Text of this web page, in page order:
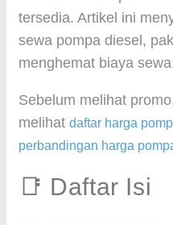
tersedia. Artikel ini
sewa pompa diesel,
menghemat biaya
Sebelum melihat
melihat daftar harga
perbandingan harga
📑 Daftar Isi